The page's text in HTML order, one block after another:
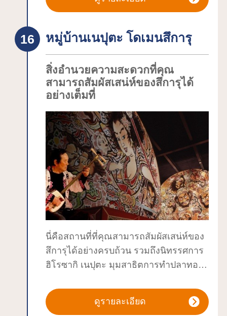
ตั้งแต่สมัยเอโดะ ได้รับการขึ้นทะเบียนให้
ภายในสวนฮิโรซากิมีต้นซากุระปลูกอยู่ 52
สายพันธุ์ ประมาณ 2,600 ต้น และเป็น "1
ใน 3 จุดชมดอกซากุระที่สวยงามที่สุดใน
ญี่ปุ่น" นอกจากนี้ยังมีไฮไลท์อย่างอื่นอีก
มากมาย เช่น โซเมโยชิโนะ ต้นซากุระที่
มีอายุยืนยาวที่สุดในสวนฮิโรซากิ ซึ่งมีอายุ
มากกว่า 140 ปี, การประดับไฟที่ต้นซากุระ
ในช่วงกลางคืน, และ "แพซากุระ" กลีบ
ดอกซากุระที่ร่วงหล่นเป็นแพอยู่เต็มคูเมือง
เป็นต้นตั้งแต่ปลายเดือนเมษายนถึงต้น
เดือนพฤษภาคม จะมีการจัดงาน "เทศกาล
ทุกปี มีผู้คนเดินทางมาเยี่ยมชมเป็นจำนวน
มากจากภายในและนอกจังหวัด
ปัจจุบัน หอคอยปราสาทฮิโรซากิถูกเคลื่อน
ทำการซ่อมแซมกำแพงหิน ผู้เข้าชม
สามารถเพลิดเพลินกับการถ่ายภาพภูเขาอิ
หมู่บ้านเนปุตะ โดเมนสึการุ
สิ่งอำนวยความสะดวกที่คุณ
สามารถสัมผัสเสน่ห์ของสึการุได้
อย่างเต็มที่
นี่คือสถานที่ที่คุณสามารถสัมผัสเสน่ห์ของ
สึการุได้อย่างครบถ้วน รวมถึงนิทรรศการ
ฮิโรซากิ เนปุตะ มุมสาธิตการทำปลาทอง
ชิ และสึการุ ชามิเซ็นนอกจากนี้ยังมีมุม
จำหน่ายผัก แอปเปิ้ล ข้าว และสินค้าอื่นๆ
ดูรายละเอียด